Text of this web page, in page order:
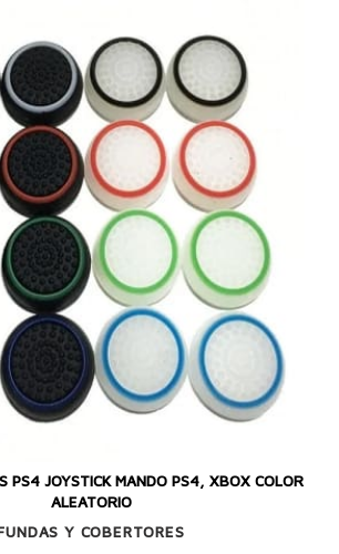
PS4 JOYSTICK MANDO PS4, XBOX COLOR
ALEATORIO
Y COBERTORES